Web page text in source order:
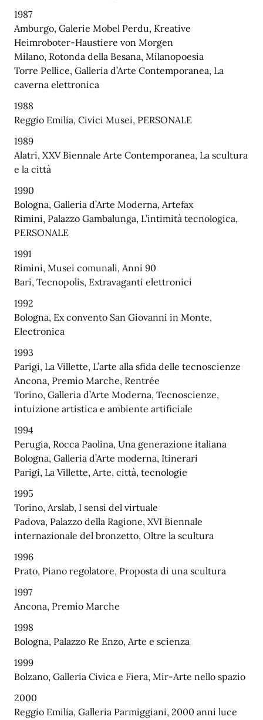
1987
Amburgo, Galerie Mobel Perdu, Kreative
Heimroboter-Haustiere von Morgen
Milano, Rotonda della Besana, Milanopoesia
Torre Pellice, Galleria d’Arte Contemporanea, La
caverna elettronica
1988
Reggio Emilia, Civici Musei, PERSONALE
1989
Alatri, XXV Biennale Arte Contemporanea, La scultura
e la città
1990
Bologna, Galleria d’Arte Moderna, Artefax
Rimini, Palazzo Gambalunga, L’intimità tecnologica,
PERSONALE
1991
Rimini, Musei comunali, Anni 90
Bari, Tecnopolis, Extravaganti elettronici
1992
Bologna, Ex convento San Giovanni in Monte,
Electronica
1993
Parigi, La Villette, L’arte alla sfida delle tecnoscienze
Ancona, Premio Marche, Rentrée
Torino, Galleria d’Arte Moderna, Tecnoscienze,
intuizione artistica e ambiente artificiale
1994
Perugia, Rocca Paolina, Una generazione italiana
Bologna, Galleria d’Arte moderna, Itinerari
Parigi, La Villette, Arte, città, tecnologie
1995
Torino, Arslab, I sensi del virtuale
Padova, Palazzo della Ragione, XVI Biennale
internazionale del bronzetto, Oltre la scultura
1996
Prato, Piano regolatore, Proposta di una scultura
1997
Ancona, Premio Marche
1998
Bologna, Palazzo Re Enzo, Arte e scienza
1999
Bolzano, Galleria Civica e Fiera, Mir-Arte nello spazio
2000
Reggio Emilia, Galleria Parmiggiani, 2000 anni luce